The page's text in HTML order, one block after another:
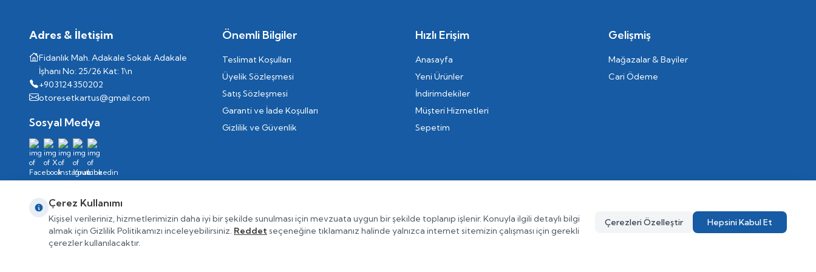
Adres & İletişim
Fidanlık Mah. Adakale Sokak Adakale
İşhanı No: 25/26 Kat: 1\n
+903124350202
otoresetkartus@gmail.com
Sosyal Medya
Önemli Bilgiler
Teslimat Koşulları
Üyelik Sözleşmesi
Satış Sözleşmesi
Garanti ve İade Koşulları
Gizlilik ve Güvenlik
Hızlı Erişim
Anasayfa
Yeni Ürünler
İndirimdekiler
Müşteri Hizmetleri
Sepetim
Gelişmiş
Mağazalar & Bayiler
Cari Ödeme
Çerez Kullanımı
Kişisel verileriniz, hizmetlerimizin daha iyi bir şekilde sunulması için mevzuata uygun bir şekilde toplanıp işlenir. Konuyla ilgili detaylı bilgi
almak için Gizlilik Politikamızı inceleyebilirsiniz. Reddetseçeneğine tıklamanız halinde yalnızca internet sitemizin çalışması için gerekli
çerezler kullanılacaktır.
Çerezleri Özelleştir Hepsini Kabul Et